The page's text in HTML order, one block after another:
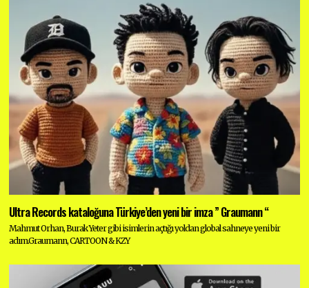
Ultra Records kataloğuna Türkiye’den yeni bir imza ” Graumann “
Mahmut Orhan, Burak Yeter gibi isimlerin açtığı yoldan global sahneye yeni bir
adım.Graumann, CARTOON & KZY